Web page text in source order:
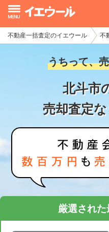
不動産一括査定のイエウール 不
うちって、
北斗市
売却査定
厳選され
イエウール加盟希望の不動
初めての方へ
不動産売却の流れ
不動産の売却・一括査定
家査定シミュレーター
お問い合わせ